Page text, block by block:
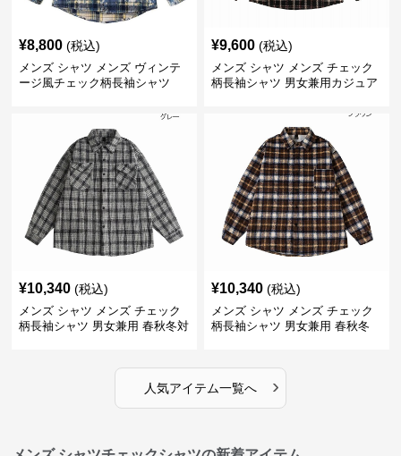
¥8,800 (税込)
メンズ シャツ メンズ ヴィンテ
ージ風チェック柄長袖シャツ
¥9,600 (税込)
メンズ シャツ メンズ チェック
柄長袖シャツ 男女兼用カジュア
¥10,340 (税込)
メンズ シャツ メンズ チェック
柄長袖シャツ 男女兼用 春秋冬対
¥10,340 (税込)
メンズ シャツ メンズ チェック
柄長袖シャツ 男女兼用 春秋冬
人気アイテム一覧へ ›